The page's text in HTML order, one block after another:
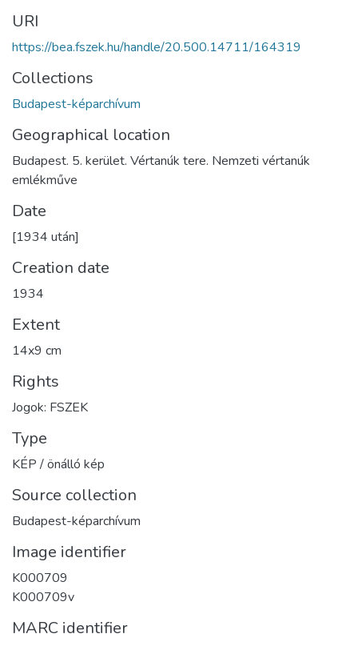
URI
https://bea.fszek.hu/handle/20.500.14711/164319
Collections
Budapest-képarchívum
Geographical location
Budapest. 5. kerület. Vértanúk tere. Nemzeti vértanúk
emlékműve
Date
[1934 után]
Creation date
1934
Extent
14x9 cm
Rights
Jogok: FSZEK
Type
KÉP / önálló kép
Source collection
Budapest-képarchívum
Image identifier
K000709
K000709v
MARC identifier